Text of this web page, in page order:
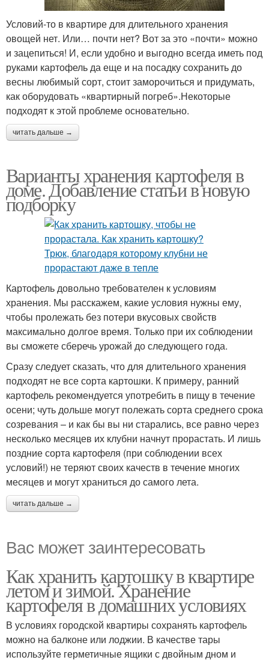
Условий-то в квартире для длительного хранения
овощей нет. Или… почти нет? Вот за это «почти» можно
и зацепиться! И, если удобно и выгодно всегда иметь под
руками картофель да еще и на посадку сохранить до
весны любимый сорт, стоит заморочиться и придумать,
как оборудовать «квартирный погреб».Некоторые
подходят к этой проблеме основательно.
читать дальше →
Варианты хранения картофеля в
доме. Добавление статьи в новую
подборку
Картофель довольно требователен к условиям
хранения. Мы расскажем, какие условия нужны ему,
чтобы пролежать без потери вкусовых свойств
максимально долгое время. Только при их соблюдении
вы сможете сберечь урожай до следующего года.
Сразу следует сказать, что для длительного хранения
подходят не все сорта картошки. К примеру, ранний
картофель рекомендуется употребить в пищу в течение
осени; чуть дольше могут полежать сорта среднего срока
созревания – и как бы вы ни старались, все равно через
несколько месяцев их клубни начнут прорастать. И лишь
поздние сорта картофеля (при соблюдении всех
условий!) не теряют своих качеств в течение многих
месяцев и могут храниться до самого лета.
читать дальше →
Вас может заинтересовать
Как хранить картошку в квартире
летом и зимой. Хранение
картофеля в домашних условиях
В условиях городской квартиры сохранять картофель
можно на балконе или лоджии. В качестве тары
используйте герметичные ящики с двойным дном и